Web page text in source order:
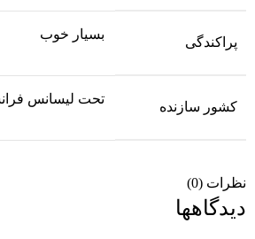
پراکندگی
بسیار خوب
کشور سازنده
تحت لیسانس
نظرات (0)
دیدگاهها